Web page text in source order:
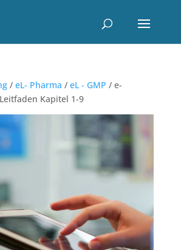
/ eL- Pharma / eL - GMP / e-
Kapitel 1-9